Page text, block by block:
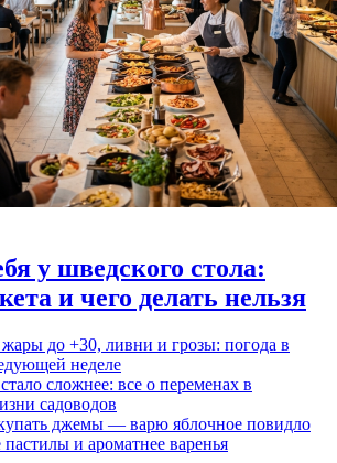
у шведского стола:
и чего делать нельзя
до +30, ливни и грозы: погода в
неделе
сложнее: все о переменах в
садоводов
джемы — варю яблочное повидло
и ароматнее варенья